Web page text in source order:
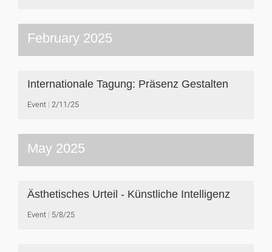
February 2025
Internationale Tagung: Präsenz Gestalten
Event 2/11/25
May 2025
Ästhetisches Urteil - Künstliche Intelligenz
Event 5/8/25